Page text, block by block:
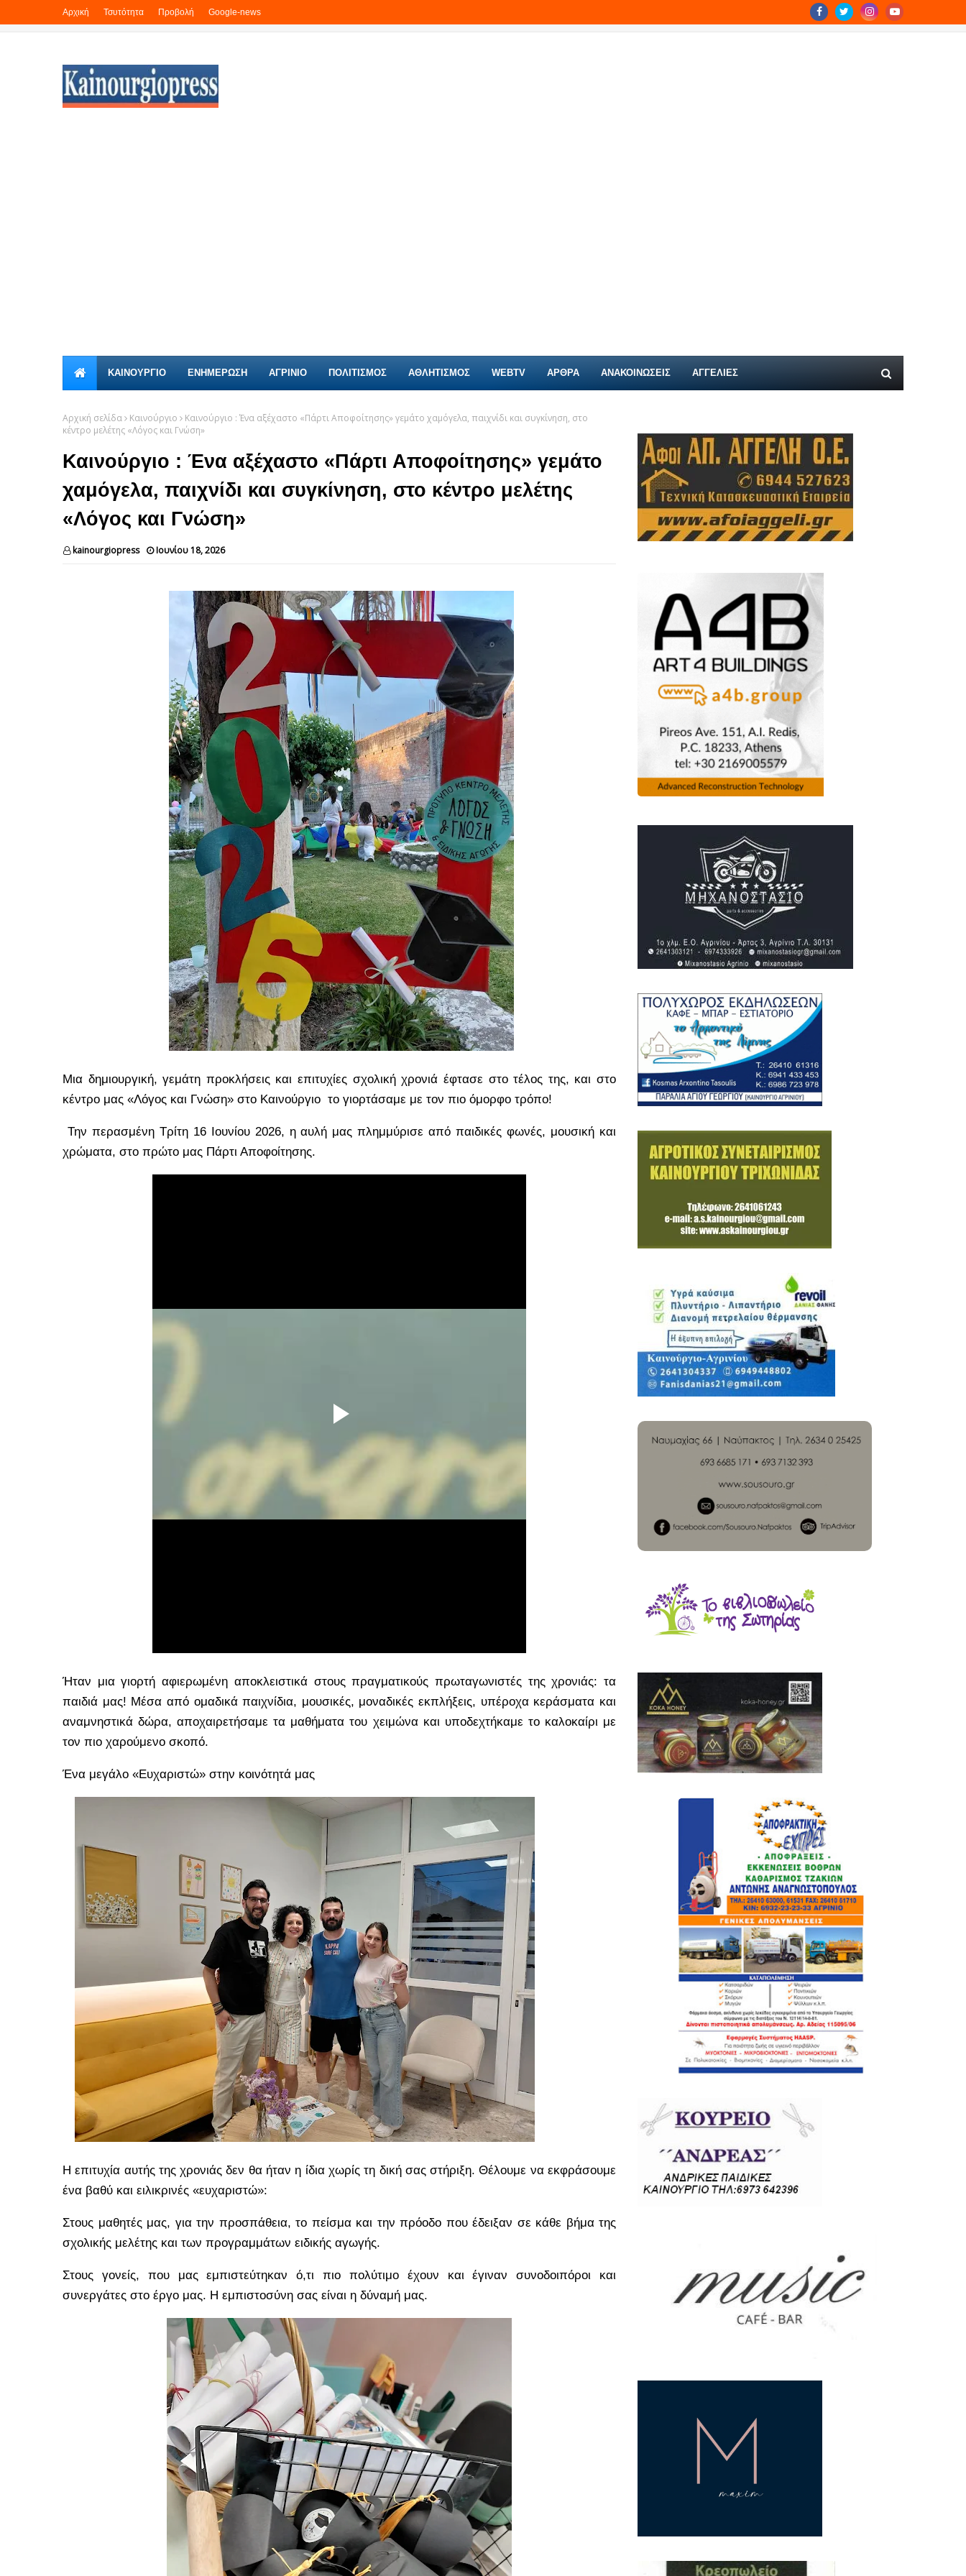
Αρχική Τσυτότητα Προβολή Google-news
ΚΑΙΝΟΎΡΓΙΟ ΕΝΗΜΕΡΩΣΗ ΑΓΡΙΝΙΟ ΠΟΛΙΤΙΣΜΟΣ ΑΘΛΗΤΙΣΜΟΣ WEBTV ΑΡΘΡΑ ΑΝΑΚΟΙΝΩΣΕΙΣ ΑΓΓΕΛΊΕΣ
Αρχική σελίδα Καινούργιο
Καινούργιο : Ένα αξέχαστο «Πάρτι Αποφοίτησης» γεμάτο χαμόγελα, παιχνίδι και συγκίνηση, στο
κέντρο μελέτης «Λόγος και Γνώση»
Καινούργιο : Ένα αξέχαστο «Πάρτι Αποφοίτησης» γεμάτο
χαμόγελα, παιχνίδι και συγκίνηση, στο κέντρο μελέτης
«Λόγος και Γνώση»
kainourgiopress Ιουνίου 18, 2026
Μια δημιουργική, γεμάτη προκλήσεις και επιτυχίες σχολική χρονιά έφτασε στο τέλος της, και στο
κέντρο μας «Λόγος και Γνώση» στο Καινούργιο το γιορτάσαμε με τον πιο όμορφο τρόπο!
Την περασμένη Τρίτη 16 Ιουνίου 2026, η αυλή μας πλημμύρισε από παιδικές φωνές, μουσική και
χρώματα, στο πρώτο μας Πάρτι Αποφοίτησης.
Ήταν μια γιορτή αφιερωμένη αποκλειστικά στους πραγματικούς πρωταγωνιστές της χρονιάς: τα
παιδιά μας! Μέσα από ομαδικά παιχνίδια, μουσικές, μοναδικές εκπλήξεις, υπέροχα κεράσματα και
αναμνηστικά δώρα, αποχαιρετήσαμε τα μαθήματα του χειμώνα και υποδεχτήκαμε το καλοκαίρι με
τον πιο χαρούμενο σκοπό.
Ένα μεγάλο «Ευχαριστώ» στην κοινότητά μας
Η επιτυχία αυτής της χρονιάς δεν θα ήταν η ίδια χωρίς τη δική σας στήριξη. Θέλουμε να εκφράσουμε
ένα βαθύ και ειλικρινές «ευχαριστώ»:
Στους μαθητές μας, για την προσπάθεια, το πείσμα και την πρόοδο που έδειξαν σε κάθε βήμα της
σχολικής μελέτης και των προγραμμάτων ειδικής αγωγής.
Στους γονείς, που μας εμπιστεύτηκαν ό,τι πιο πολύτιμο έχουν και έγιναν συνοδοιπόροι και
συνεργάτες στο έργο μας. Η εμπιστοσύνη σας είναι η δύναμή μας.